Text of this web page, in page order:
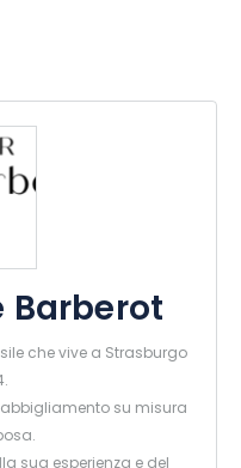
Barberot
che vive a Strasburgo
su misura